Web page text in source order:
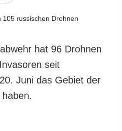
hat 96 Drohnen
seit
Juni das Gebiet der